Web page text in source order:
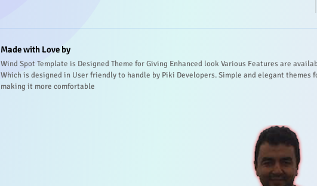
Made with Love by
Wind Spot Template is Designed Theme for Giving Enhanced look Various Features are
Which is designed in User friendly to handle by Piki Developers. Simple and elegant themes
making it more comfortable